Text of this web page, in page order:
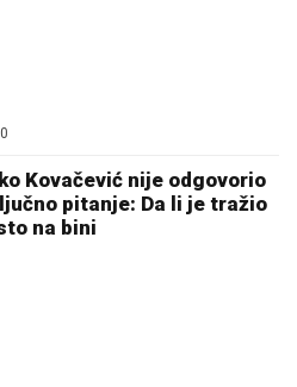
0
Kovačević nije odgovorio
pitanje: Da li je tražio
na bini